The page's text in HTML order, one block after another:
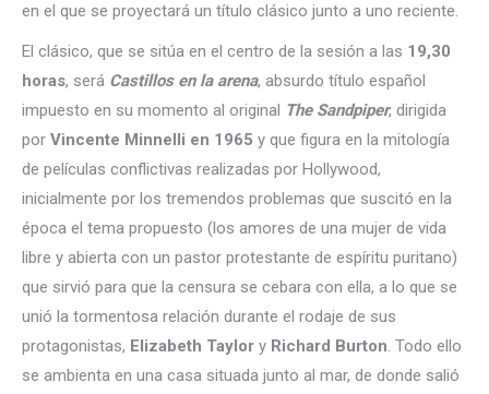
en el que se proyectará un título clásico junto a uno reciente.
El clásico, que se sitúa en el centro de la sesión a las 19,30
horas, será Castillos en la arena, absurdo título español
impuesto en su momento al original The Sandpiper, dirigida
por Vincente Minnelli en 1965 y que figura en la mitología
de películas conflictivas realizadas por Hollywood,
inicialmente por los tremendos problemas que suscitó en la
época el tema propuesto (los amores de una mujer de vida
libre y abierta con un pastor protestante de espíritu puritano)
que sirvió para que la censura se cebara con ella, a lo que se
unió la tormentosa relación durante el rodaje de sus
protagonistas, Elizabeth Taylor y Richard Burton. Todo ello
se ambienta en una casa situada junto al mar, de donde salió